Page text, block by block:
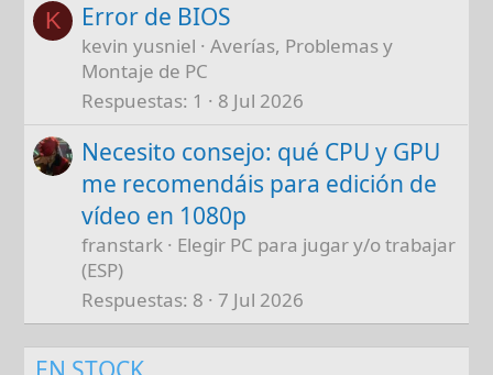
K Error de BIOS
kevin yusniel
Averías, Problemas y
Montaje de PC
Respuestas 1 8 Jul 2026
Necesito consejo: qué CPU y GPU
me recomendáis para edición de
vídeo en 1080p
franstark
Elegir PC para jugar y/o trabajar
(ESP)
Respuestas 8 7 Jul 2026